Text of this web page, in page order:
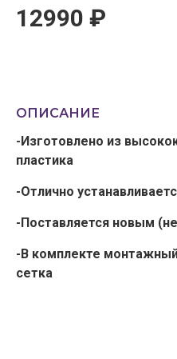
12990 ₽
ОПИСАНИЕ
-Изготовлено из
пластика
-Отлично
-Поставляется новым
-В комплекте
сетка